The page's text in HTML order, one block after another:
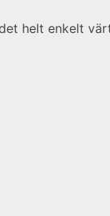
helt enkelt